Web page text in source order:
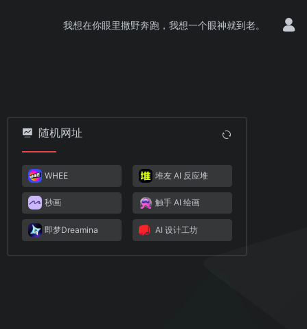
我想在你眼里撒野奔跑，我想一个眼神就到老。
随机网址
WHEE 堆友 AI 反应堆
秒画 触手 AI 绘画
即梦Dreamina AI 设计工坊